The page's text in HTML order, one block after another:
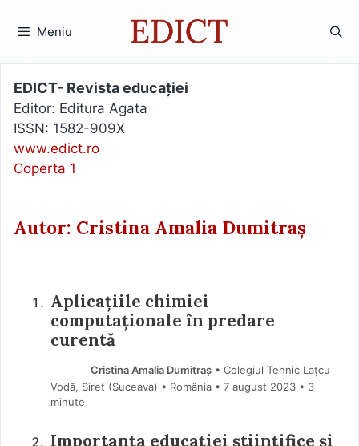
Meniu
EDICT- Revista educației
Editor: Editura Agata
ISSN: 1582-909X
www.edict.ro
Coperta 1
Autor: Cristina Amalia Dumitraș
Aplicațiile chimiei
computaționale în predare
curentă
Cristina Amalia Dumitraș• Colegiul Tehnic Lațcu
Vodă, Siret (Suceava) • România
7 august 2023 • 3
minute
Importanța educației științifice și